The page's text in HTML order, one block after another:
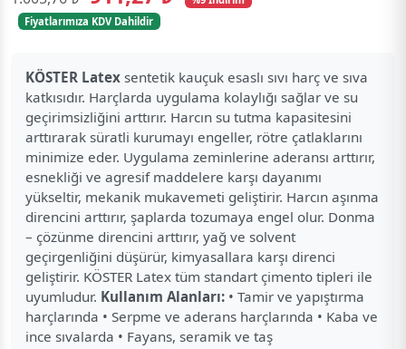
Fiyatlarımıza KDV Dahildir
KÖSTER Latex sentetik kauçuk esaslı sıvı harç ve sıva
katkısıdır. Harçlarda uygulama kolaylığı sağlar ve su
geçirimsizliğini arttırır. Harcın su tutma kapasitesini
arttırarak süratli kurumayı engeller, rötre çatlaklarını
minimize eder. Uygulama zeminlerine aderansı arttırır,
esnekliği ve agresif maddelere karşı dayanımı
yükseltir, mekanik mukavemeti geliştirir. Harcın aşınma
direncini arttırır, şaplarda tozumaya engel olur. Donma
– çözünme direncini arttırır, yağ ve solvent
geçirgenliğini düşürür, kimyasallara karşı direnci
geliştirir. KÖSTER Latex tüm standart çimento tipleri ile
uyumludur. Kullanım Alanları: • Tamir ve yapıştırma
harçlarında • Serpme ve aderans harçlarında • Kaba ve
ince sıvalarda • Fayans, seramik ve taş